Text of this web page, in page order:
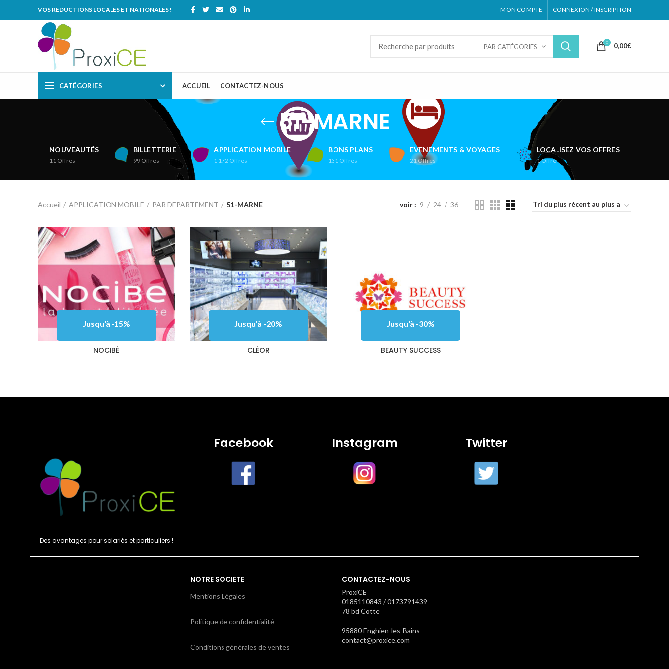
VOS REDUCTIONS LOCALES ET NATIONALES ! MON COMPTE CONNEXION / INSCRIPTION
PAR CATÉGORIES
0 0,00€
CATÉGORIES ACCUEIL CONTACTEZ-NOUS
51-MARNE
NOUVEAUTÉS
11 Offres
BILLETTERIE
99 Offres
APPLICATION MOBILE
1 172 Offres
BONS PLANS
131 Offres
EVENEMENTS & VOYAGES
21Offres
LOCALISEZ VOS OFFRES
1Offre
Accueil APPLICATION MOBILE PAR DEPARTEMENT 51-MARNE voir 9 24 36
Jusqu'à -15%
NOCIBÉ
Jusqu'à -20%
CLÉOR
Jusqu'à -30%
BEAUTY SUCCESS
Des avantages pour salariés et particuliers !
Facebook Instagram Twitter
NOTRE SOCIETE
Mentions Légales
Politique de confidentialité
Conditions générales de ventes
CONTACTEZ-NOUS
ProxiCE
0185110843 / 0173791439
78 bd Cotte
95880 Enghien-les-Bains
contact@proxice.com